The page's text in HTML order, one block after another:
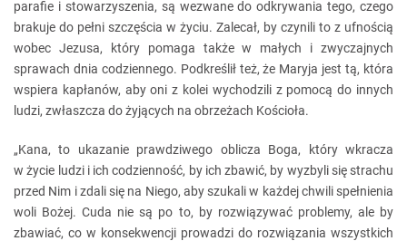
parafie i stowarzyszenia, są wezwane do odkrywania tego, czego
brakuje do pełni szczęścia w życiu. Zalecał, by czynili to z ufnością
wobec Jezusa, który pomaga także w małych i zwyczajnych
sprawach dnia codziennego. Podkreślił też, że Maryja jest tą, która
wspiera kapłanów, aby oni z kolei wychodzili z pomocą do innych
ludzi, zwłaszcza do żyjących na obrzeżach Kościoła.
„Kana, to ukazanie prawdziwego oblicza Boga, który wkracza
w życie ludzi i ich codzienność, by ich zbawić, by wyzbyli się strachu
przed Nim i zdali się na Niego, aby szukali w każdej chwili spełnienia
woli Bożej. Cuda nie są po to, by rozwiązywać problemy, ale by
zbawiać, co w konsekwencji prowadzi do rozwiązania wszystkich